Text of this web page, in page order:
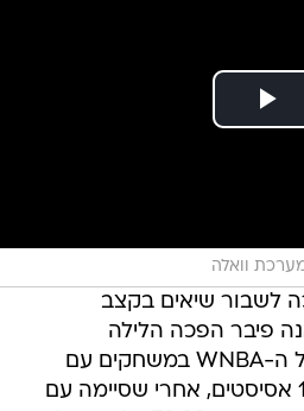
וואלה
לשבור שיאים בקצב
פיבר הפכה הלילה
לשיאנית כל הזמנים של ה-WNBA במשחקים עם
לפחות 20 נקודות ו-10 אסיסטים, אחרי שסיימה עם